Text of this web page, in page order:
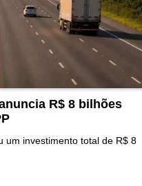
R$ 8 bilhões
um investimento total de R$ 8